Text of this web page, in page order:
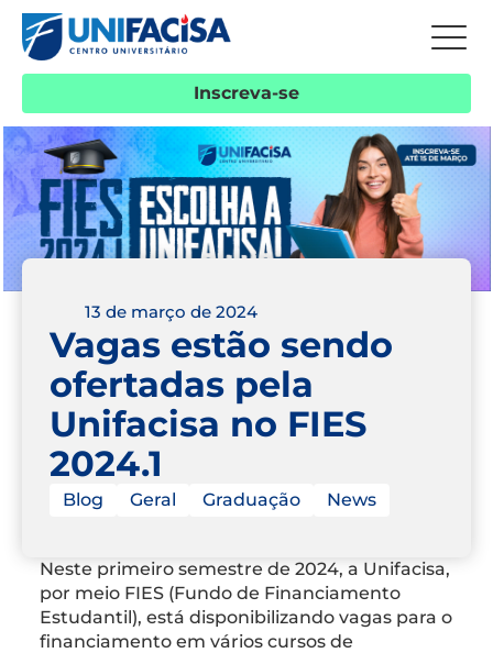
Inscreva-se
13 de março de 2024
Vagas estão sendo
ofertadas pela
Unifacisa no FIES
2024.1
Blog Geral Graduação News
Neste primeiro semestre de 2024, a Unifacisa,
por meio FIES (Fundo de Financiamento
Estudantil), está disponibilizando vagas para o
financiamento em vários cursos de